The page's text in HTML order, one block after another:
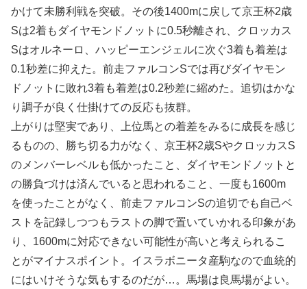
かけて未勝利戦を突破。その後1400mに戻して京王杯2歳
Sは2着もダイヤモンドノットに0.5秒離され、クロッカス
Sはオルネーロ、ハッピーエンジェルに次ぐ3着も着差は
0.1秒差に抑えた。前走ファルコンSでは再びダイヤモン
ドノットに敗れ3着も着差は0.2秒差に縮めた。追切はかな
り調子が良く仕掛けての反応も抜群。
上がりは堅実であり、上位馬との着差をみるに成長を感じ
るものの、勝ち切る力がなく、京王杯2歳SやクロッカスS
のメンバーレベルも低かったこと、ダイヤモンドノットと
の勝負づけは済んでいると思われること、一度も1600m
を使ったことがなく、前走ファルコンSの追切でも自己ベ
ストを記録しつつもラストの脚で置いていかれる印象があ
り、1600mに対応できない可能性が高いと考えられるこ
とがマイナスポイント。イスラボニータ産駒なので血統的
にはいけそうな気もするのだが…。馬場は良馬場がよい。